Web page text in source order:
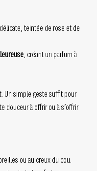
teintée de rose et de
, créant un parfum à
Un simple geste suffit pour
douceur à offrir ou à s’offrir
ou au creux du cou.